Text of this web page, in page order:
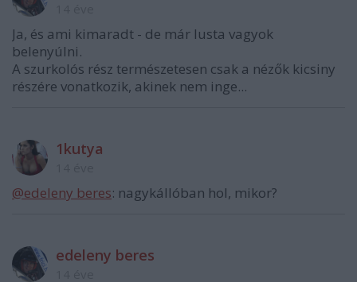
Ja, és ami kimaradt - de már lusta vagyok
belenyúlni.
A szurkolós rész természetesen csak a nézők kicsiny
részére vonatkozik, akinek nem inge...
1kutya
@edeleny beres: nagykállóban hol, mikor?
edeleny beres